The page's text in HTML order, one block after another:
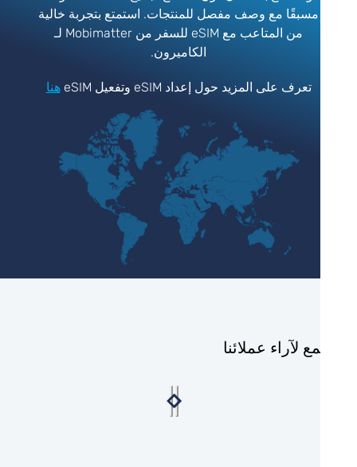
مسبقًا مع وصف مفصل للمنتجات. استمتع بتجربة خالية
من المتاعب مع eSIM للسفر من Mobimatter لـ
الكاميرون.
تعرف على المزيد حول إعداد eSIM وتفعيل eSIM هنا
لآراء عملائنا